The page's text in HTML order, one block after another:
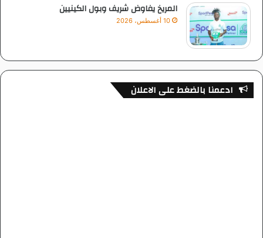
المريخ يفاوض شريف وبول الكينيين
10 أغسطس، 2026
ادعمنا بالضغط على الاعلان